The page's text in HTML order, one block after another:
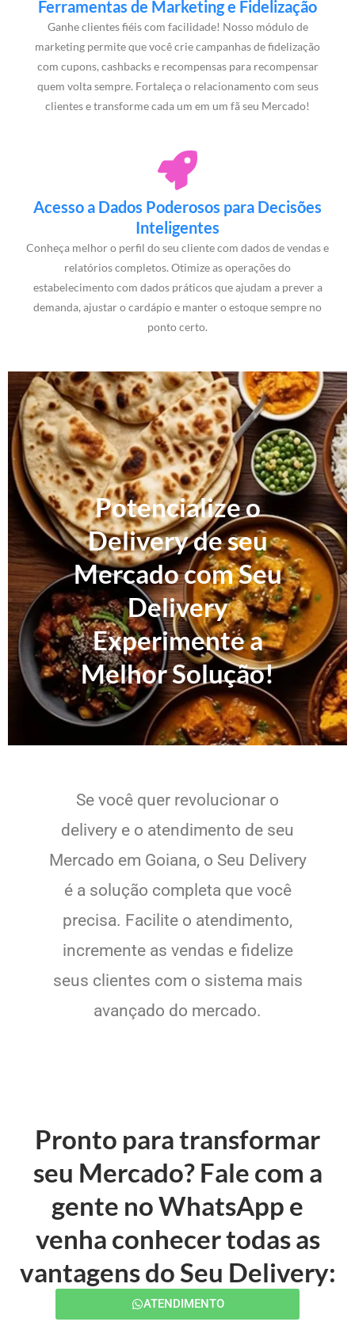
Ferramentas de Marketing e Fidelização
Ganhe clientes fiéis com facilidade! Nosso módulo de
marketing permite que você crie campanhas de fidelização
com cupons, cashbacks e recompensas para recompensar
quem volta sempre. Fortaleça o relacionamento com seus
clientes e transforme cada um em um fã seu Mercado!
Acesso a Dados Poderosos para Decisões
Inteligentes
Conheça melhor o perfil do seu cliente com dados de vendas e
relatórios completos. Otimize as operações do
estabelecimento com dados práticos que ajudam a prever a
demanda, ajustar o cardápio e manter o estoque sempre no
ponto certo.
Potencialize o
Delivery de seu
Mercado com Seu
Delivery
Experimente a
Melhor Solução!
Se você quer revolucionar o
delivery e o atendimento de seu
Mercado em Goiana, o Seu Delivery
é a solução completa que você
precisa. Facilite o atendimento,
incremente as vendas e fidelize
seus clientes com o sistema mais
avançado do mercado.
Pronto para transformar
seu Mercado? Fale com a
gente no WhatsApp e
venha conhecer todas as
vantagens do Seu Delivery:
ATENDIMENTO